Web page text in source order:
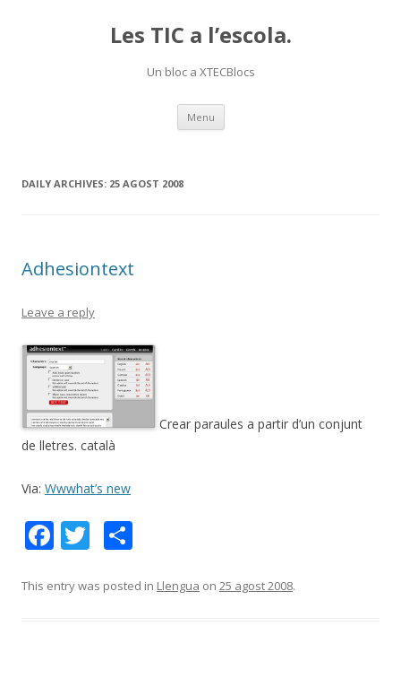
Les TIC a l’escola.
Un bloc a XTECBlocs
Menu Skip
content
DAILY ARCHIVES: 25 AGOST 2008
Adhesiontext
Leave a reply
Crear paraules a partir d’un conjunt
de lletres. català
Via: Wwwhat’s new
F
e
T
itt m
This entry was posted in Llengua on 25 agost 2008.